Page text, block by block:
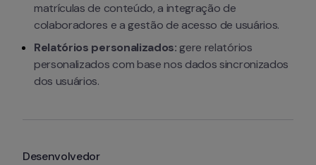
Desenvolvedor
matrículas de conteúdo, a integração de
colaboradores e a gestão de acesso de usuários.
Relatórios personalizados: gere relatórios
personalizados com base nos dados sincronizados
dos usuários.